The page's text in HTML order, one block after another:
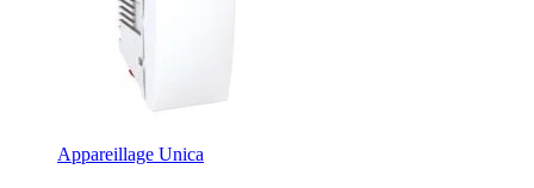
Appareillage Unica